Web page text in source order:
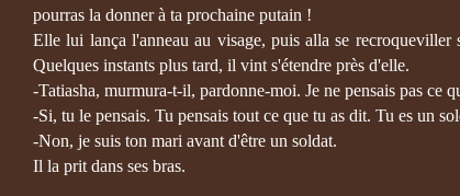
pourras la donner à ta prochaine putain !
Elle lui lança l'anneau au visage, puis alla se
Quelques instants plus tard, il vint s'étendre près d'elle.
-Tatiasha, murmura-t-il, pardonne-moi. Je ne pensais pas ce
-Si, tu le pensais. Tu pensais tout ce que tu as dit. Tu es un
-Non, je suis ton mari avant d'être un soldat.
Il la prit dans ses bras.